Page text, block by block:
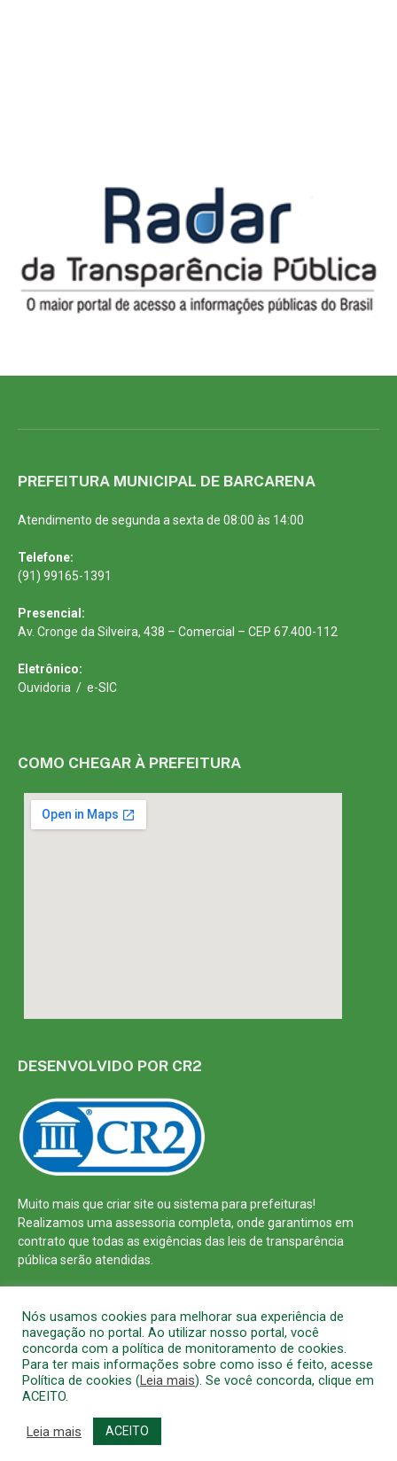
PREFEITURA MUNICIPAL DE BARCARENA
Atendimento de segunda a sexta de 08:00 às 14:00
Telefone:
(91) 99165-1391
Presencial:
Av. Cronge da Silveira, 438 – Comercial – CEP 67.400-112
Eletrônico:
Ouvidoria / e-SIC
COMO CHEGAR À PREFEITURA
DESENVOLVIDO POR CR2
Muito mais que criar site ou sistema para prefeituras!
Realizamos uma assessoria completa, onde garantimos em
contrato que todas as exigências das leis de transparência
pública serão atendidas.
Todos os direitos reservados a Prefeitura Municipal de Barcarena
Acessar Área Administrativa
Nós usamos cookies para melhorar sua experiência de
navegação no portal. Ao utilizar nosso portal, você
concorda com a política de monitoramento de cookies.
Para ter mais informações sobre como isso é feito, acesse
Política de cookies (Leia mais). Se você concorda, clique em
ACEITO.
Leia mais ACEITO